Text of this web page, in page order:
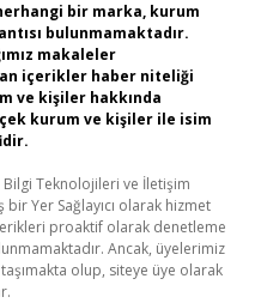
bir marka, kurum
bulunmamaktadır.
makaleler
içerikler haber niteliği
ve kişiler hakkında
kurum ve kişiler ile isim
Bilgi Teknolojileri ve İletişim
bir Yer Sağlayıcı olarak hizmet
proaktif olarak denetleme
Ancak, üyelerimiz
olup, siteye üye olarak